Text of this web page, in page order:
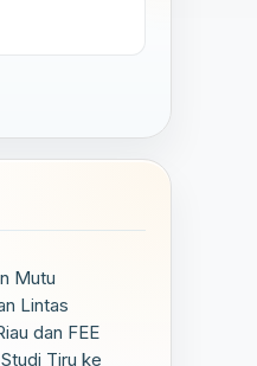
Mutu
Lintas
dan FEE
Tiru ke